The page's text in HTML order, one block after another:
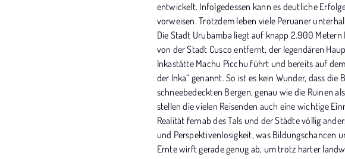
entwickelt. Infolgedessen kann es deutliche
vorweisen. Trotzdem leben viele Peruaner
Die Stadt Urubamba liegt auf knapp 2.900
von der Stadt Cusco entfernt, der legendären
Inkastätte Machu Picchu führt und bereits auf
der Inka“ genannt. So ist es kein Wunder, dass
schneebedeckten Bergen, genau wie die Ruinen
stellen die vielen Reisenden auch eine wichtige
Realität fernab des Tals und der Städte völlig
und Perspektivenlosigkeit, was Bildungschancen
Ernte wirft gerade genug ab, um trotz harter